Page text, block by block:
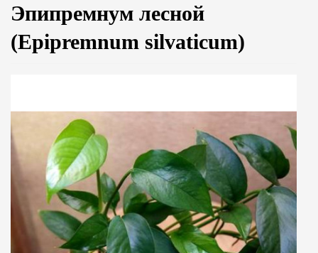
Эпипремнум лесной
(Epipremnum silvaticum)